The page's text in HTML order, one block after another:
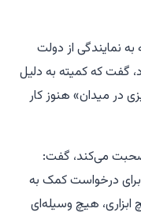
نمایندگی از دولت
گفت که کمیته به دلیل
در میدان» هنوز کار
می‌کند، گفت:
برای درخواست کمک به
هیچ وسیله‌ای